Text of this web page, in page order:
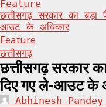
Feature
छत्तीसगढ़ सरकार का
आउट के अधिकार
Feature
छत्तीसगढ़
छत्तीसगढ़ सरकार
दिए गए ले-आउट के
Abhinesh Pandey